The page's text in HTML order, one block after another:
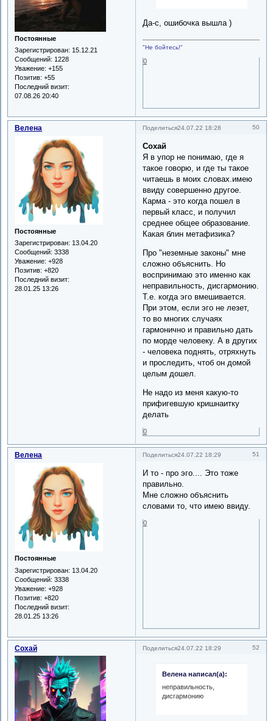
Постоянные
Зарегистрирован: 15.12.21
Сообщений: 1228
Уважение: +155
Позитив: +55
Последний визит:
07.08.26 20:40
Да-с, ошибочка вышла )
"Не бойтесь!"
0
Поделиться 50
24.07.22 18:28
Велена
Постоянные
Зарегистрирован: 13.04.20
Сообщений: 3338
Уважение: +928
Позитив: +820
Последний визит:
28.01.25 13:26
Сохай
Я в упор не понимаю, где я
такое говорю, и где ты такое
читаешь в моих словах.имею
ввиду совершенно другое.
Карма - это когда пошел в
первый класс, и получил
среднее общее образование.
Какая блин метафизика?
Про "неземные законы" мне
сложно объяснить. Но
воспринимаю это именно как
неправильность, дисгармонию.
Т.е. когда эго вмешивается.
При этом, если эго не лезет,
то во многих случаях
гармонично и правильно дать
по морде человеку. А в других
- человека поднять, отряхнуть
и проследить, чтоб он домой
целым дошел.
Не надо из меня какую-то
прифигевшую кришнаитку
делать
0
Поделиться 51
24.07.22 18:29
Велена
Постоянные
Зарегистрирован: 13.04.20
Сообщений: 3338
Уважение: +928
Позитив: +820
Последний визит:
28.01.25 13:26
И то - про эго.... Это тоже
правильно.
Мне сложно объяснить
словами то, что имею ввиду.
0
Поделиться 52
24.07.22 18:29
Сохай
Велена написал(а):
неправильность,
дисгармонию